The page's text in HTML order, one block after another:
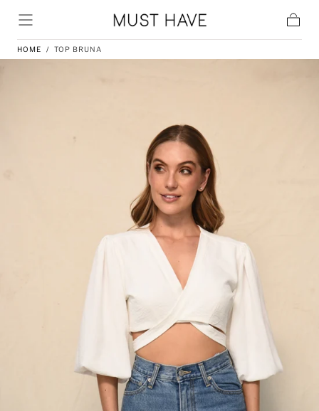
Skip to content
HOME / TOP BRUNA